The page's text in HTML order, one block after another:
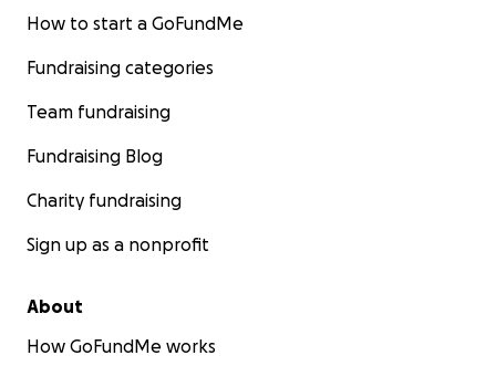
How to start a GoFundMe
Fundraising categories
Team fundraising
Fundraising Blog
Charity fundraising
Sign up as a nonprofit
About
How GoFundMe works